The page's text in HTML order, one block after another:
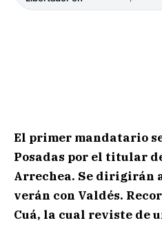
El primer mandatario
Posadas por el titular
Arrechea. Se dirigirán
verán con Valdés.
Cuá, la cual reviste de